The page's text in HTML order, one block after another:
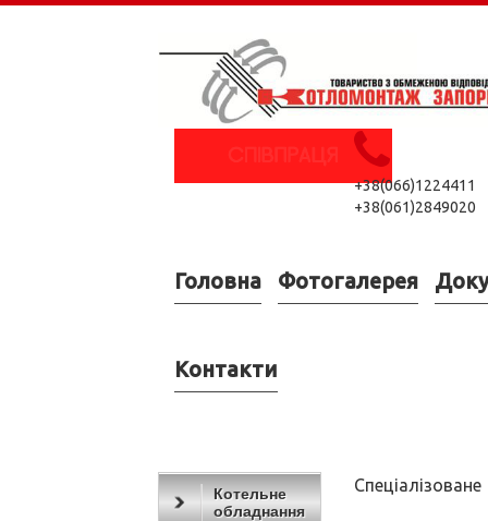
+38(066)1224411
+38(061)2849020
Головна Фотогалерея
Контакти
Котельне
обладнання
Спеціалізоване